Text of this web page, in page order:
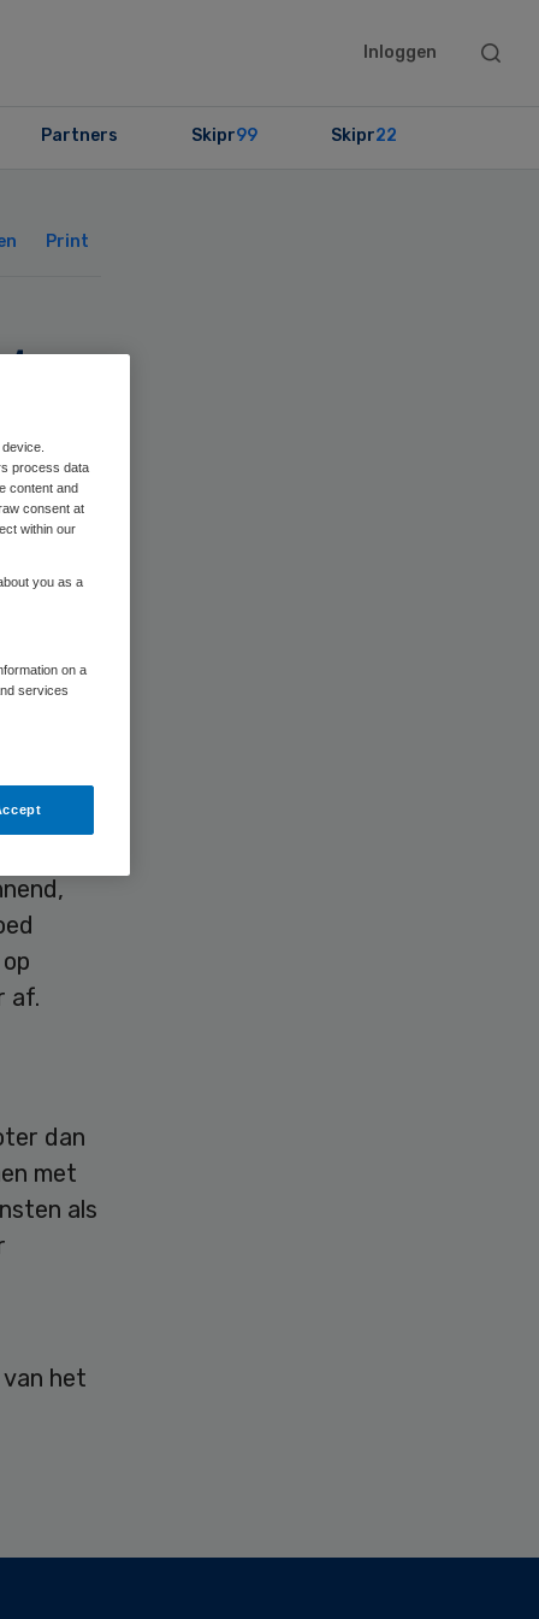
Inloggen
Search
Partners Skipr99 Skipr22
Print
af.
dan
met
als
het
process data
content and
consent at
within our
you as a
on a
services